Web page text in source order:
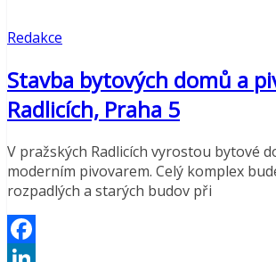
Redakce
Stavba bytových domů a
Radlicích, Praha 5
V pražských Radlicích vyrostou bytové
moderním pivovarem. Celý komplex
rozpadlých a starých budov při
Facebook